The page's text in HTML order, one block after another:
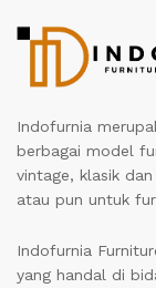
Indofurnia
berbagai model
vintage, klasik
atau pun untuk
Indofurnia
yang handal di